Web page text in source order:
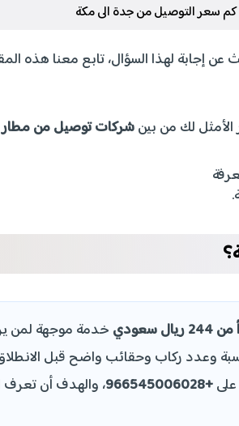
كم سعر التوصيل من جدة الى مكة
إجابة لهذا السؤال، تابع معنا هذه
الأمثل لك من بينشركات توصيل من مطار
خدمة موجهة لمن
وعدد ركاب وحقائب واضح قبل
على+966545006028
، والهدف أن تعرف